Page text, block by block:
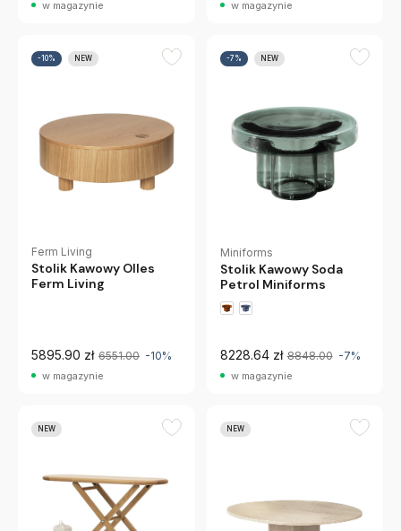
w magazynie w magazynie
-10% NEW
Ferm Living
Stolik Kawowy Olles
Ferm Living
5895.90 zł 6551.00 -10%
w magazynie
-7% NEW
Miniforms
Stolik Kawowy Soda
Petrol Miniforms
8228.64 zł 8848.00 -7%
w magazynie
NEW NEW